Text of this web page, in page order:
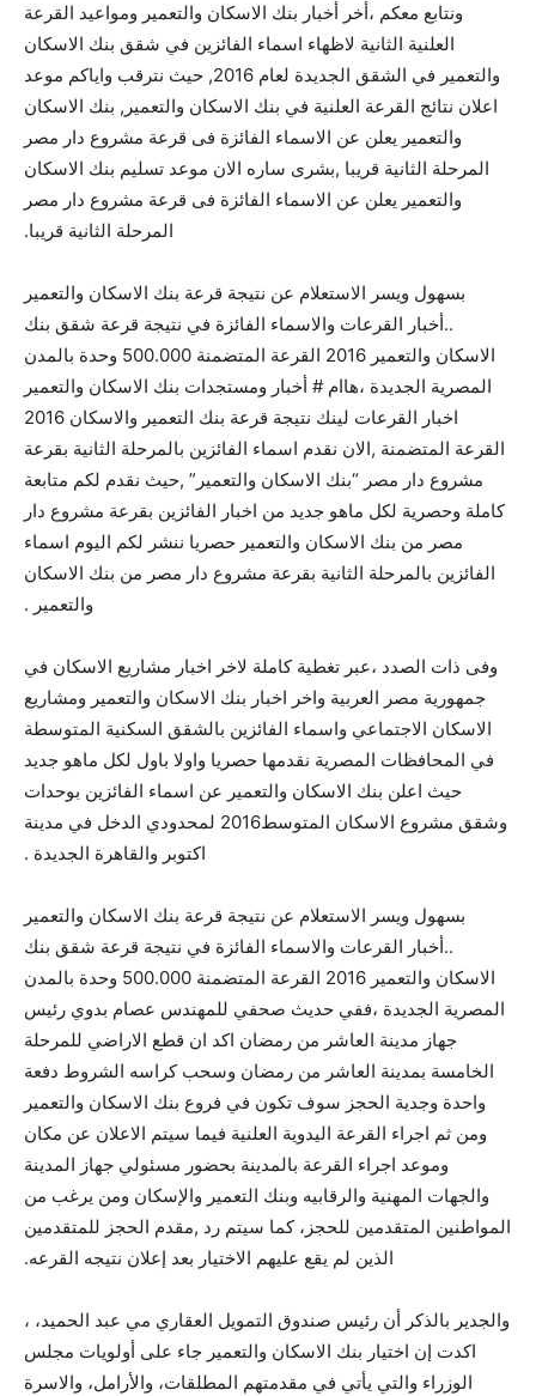
ونتابع معكم ،أخر أخبار بنك الاسكان والتعمير ومواعيد القرعة
العلنية الثانية لاظهاء اسماء الفائزين في شقق بنك الاسكان
والتعمير في الشقق الجديدة لعام 2016, حيث نترقب واياكم موعد
اعلان نتائج القرعة العلنية في بنك الاسكان والتعمير, بنك الاسكان
والتعمير يعلن عن الاسماء الفائزة فى قرعة مشروع دار مصر
المرحلة الثانية قريبا ,بشرى ساره الان موعد تسليم بنك الاسكان
والتعمير يعلن عن الاسماء الفائزة فى قرعة مشروع دار مصر
المرحلة الثانية قريبا.
بسهول ويسر الاستعلام عن نتيجة قرعة بنك الاسكان والتعمير
..أخبار القرعات والاسماء الفائزة في نتيجة قرعة شقق بنك
الاسكان والتعمير 2016 القرعة المتضمنة 500.000 وحدة بالمدن
المصرية الجديدة ،هاام # أخبار ومستجدات بنك الاسكان والتعمير
اخبار القرعات لينك نتيجة قرعة بنك التعمير والاسكان 2016
القرعة المتضمنة ,الان نقدم اسماء الفائزين بالمرحلة الثانية بقرعة
مشروع دار مصر “بنك الاسكان والتعمير” ,حيث نقدم لكم متابعة
كاملة وحصرية لكل ماهو جديد من اخبار الفائزين بقرعة مشروع دار
مصر من بنك الاسكان والتعمير حصريا ننشر لكم اليوم اسماء
الفائزين بالمرحلة الثانية بقرعة مشروع دار مصر من بنك الاسكان
والتعمير .
وفى ذات الصدد ،عبر تغطية كاملة لاخر اخبار مشاريع الاسكان في
جمهورية مصر العربية واخر اخبار بنك الاسكان والتعمير ومشاريع
الاسكان الاجتماعي واسماء الفائزين بالشقق السكنية المتوسطة
في المحافظات المصرية نقدمها حصريا واولا باول لكل ماهو جديد
حيث اعلن بنك الاسكان والتعمير عن اسماء الفائزين بوحدات
وشقق مشروع الاسكان المتوسط2016 لمحدودي الدخل في مدينة
اكتوبر والقاهرة الجديدة .
بسهول ويسر الاستعلام عن نتيجة قرعة بنك الاسكان والتعمير
..أخبار القرعات والاسماء الفائزة في نتيجة قرعة شقق بنك
الاسكان والتعمير 2016 القرعة المتضمنة 500.000 وحدة بالمدن
المصرية الجديدة ،ففي حديث صحفي للمهندس عصام بدوي رئيس
جهاز مدينة العاشر من رمضان اكد ان قطع الاراضي للمرحلة
الخامسة بمدينة العاشر من رمضان وسحب كراسه الشروط دفعة
واحدة وجدية الحجز سوف تكون في فروع بنك الاسكان والتعمير
ومن ثم اجراء القرعة اليدوية العلنية فيما سيتم الاعلان عن مكان
وموعد اجراء القرعة بالمدينة بحضور مسئولي جهاز المدينة
والجهات المهنية والرقابيه وبنك التعمير والإسكان ومن يرغب من
المواطنين المتقدمين للحجز، كما سيتم رد ,مقدم الحجز للمتقدمين
الذين لم يقع عليهم الاختيار بعد إعلان نتيجه القرعه.
والجدير بالذكر أن رئيس صندوق التمويل العقاري مي عبد الحميد، ،
اكدت إن اختيار بنك الاسكان والتعمير جاء على أولويات مجلس
الوزراء والتي يأتي في مقدمتهم المطلقات، والأرامل، والاسرة